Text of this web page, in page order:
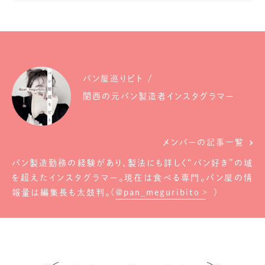
パン屋巡りビト
関西の元パン製造者インスタグラマー
メンバーの記事一覧
パン製造勤務の経験があり、製法にも詳しく“パン好き”の域
を超えたインスタグラマー。現在は食べる専門。パン屋の情
報量は編集長も太鼓判。( @pan_meguribito )